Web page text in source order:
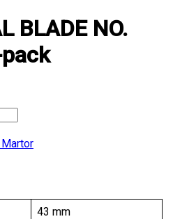
BLADE NO.
43 mm